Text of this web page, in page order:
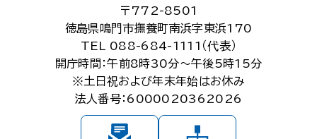
〒772-8501
徳島県鳴門市撫養町南浜字東浜170
TEL 088-684-1111（代表）
開庁時間：午前8時30分～午後5時15分
※土日祝および年末年始はお休み
法人番号：6000020362026